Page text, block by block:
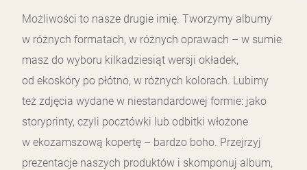
Możliwości to nasze drugie imię. Tworzymy albumy
w różnych formatach, w różnych oprawach – w sumie
masz do wyboru kilkadziesiąt wersji okładek,
od ekoskóry po płótno, w różnych kolorach. Lubimy
też zdjęcia wydane w niestandardowej formie: jako
storyprinty, czyli pocztówki lub odbitki włożone
w ekozamszową kopertę – bardzo boho. Przejrzyj
prezentacje naszych produktów i skomponuj album,